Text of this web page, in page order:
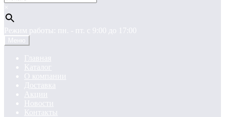
×
Режим работы: пн. - пт. c 9:00 до 17:00
Меню
Главная
Каталог
О компании
Доставка
Акции
Новости
Контакты